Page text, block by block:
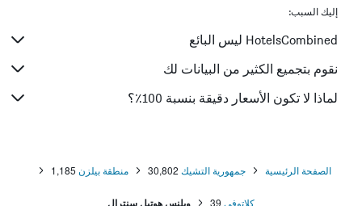
إليك السبب:
HotelsCombined ليس البائع
نقوم بتجميع الكثير من البيانات لك
لماذا لا تكون الأسعار دقيقة بنسبة 100٪؟
الصفحة الرئيسية جمهورية التشيك 30,802 منطقة بيلزن 1,185
كلاتوفي 39 ويلنس هوتيل سنترال